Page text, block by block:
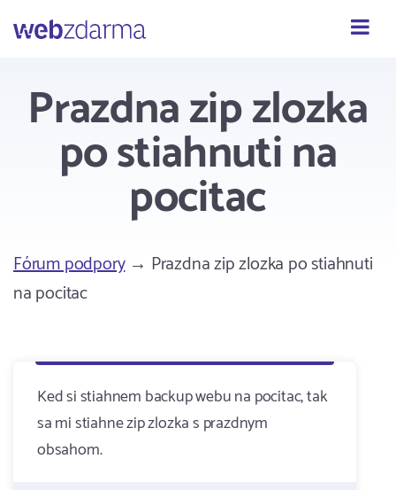
Webzdarma
Prazdna zip zlozka
po stiahnuti na
pocitac
Fórum podpory→ Prazdna zip zlozka po stiahnuti
na pocitac
Ked si stiahnem backup webu na pocitac, tak
sa mi stiahne zip zlozka s prazdnym
obsahom.